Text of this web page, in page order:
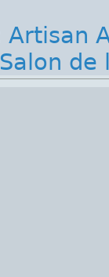
Artisan
Salon de